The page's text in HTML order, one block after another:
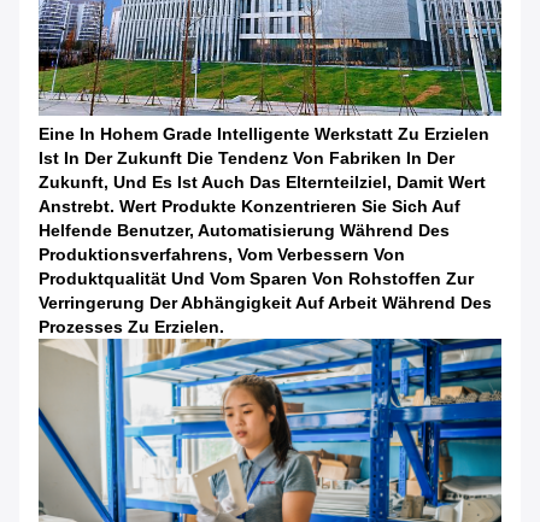
Eine In Hohem Grade Intelligente Werkstatt Zu Erzielen
Ist In Der Zukunft Die Tendenz Von Fabriken In Der
Zukunft, Und Es Ist Auch Das Elternteilziel, Damit Wert
Anstrebt. Wert Produkte Konzentrieren Sie Sich Auf
Helfende Benutzer, Automatisierung Während Des
Produktionsverfahrens, Vom Verbessern Von
Produktqualität Und Vom Sparen Von Rohstoffen Zur
Verringerung Der Abhängigkeit Auf Arbeit Während Des
Prozesses Zu Erzielen.